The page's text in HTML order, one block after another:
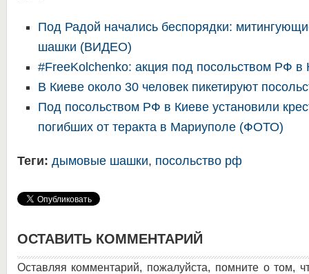
Под Радой начались беспорядки:
шашки (ВИДЕО)
#FreeKolchenko: акция под посольством РФ в
В Киеве около 30 человек пикетируют
Под посольством РФ в Киеве установили
погибших от теракта в Мариуполе (ФОТО)
Теги: дымовые шашки, посольство рф
ОСТАВИТЬ КОММЕНТАРИЙ
Оставляя комментарий, пожалуйста, помните о том,